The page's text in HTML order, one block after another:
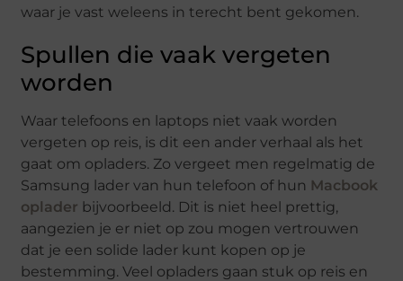
waar je vast weleens in terecht bent gekomen.
Spullen die vaak vergeten
worden
Waar telefoons en laptops niet vaak worden
vergeten op reis, is dit een ander verhaal als het
gaat om opladers. Zo vergeet men regelmatig de
Samsung lader van hun telefoon of hun Macbook
oplader bijvoorbeeld. Dit is niet heel prettig,
aangezien je er niet op zou mogen vertrouwen
dat je een solide lader kunt kopen op je
bestemming. Veel opladers gaan stuk op reis en